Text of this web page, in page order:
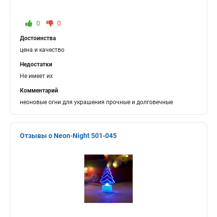
0 0
Достоинства
цена и качество
Недостатки
Не имеет их
Комментарий
неоновые огни для украшения прочные и долговечные
Отзывы о Neon-Night 501-045